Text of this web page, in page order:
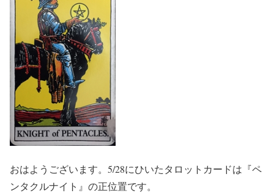
おはようございます。5/28にひいたタロットカードは『ペ
ンタクルナイト』の正位置です。